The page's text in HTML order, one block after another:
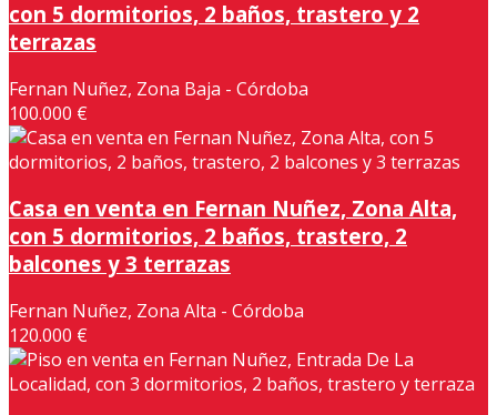
con 5 dormitorios, 2 baños, trastero y 2
terrazas
Fernan Nuñez, Zona Baja - Córdoba
100.000 €
Casa en venta en Fernan Nuñez, Zona Alta,
con 5 dormitorios, 2 baños, trastero, 2
balcones y 3 terrazas
Fernan Nuñez, Zona Alta - Córdoba
120.000 €